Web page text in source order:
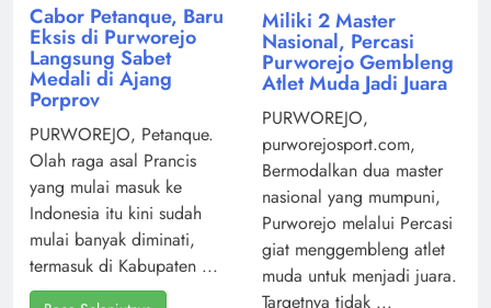
Cabor Petanque, Baru
Eksis di Purworejo
Langsung Sabet
Medali di Ajang
Porprov
PURWOREJO, Petanque.
Olah raga asal Prancis
yang mulai masuk ke
Indonesia itu kini sudah
mulai banyak diminati,
termasuk di Kabupaten ...
Miliki 2 Master
Nasional, Percasi
Purworejo Gembleng
Atlet Muda Jadi Juara
PURWOREJO,
purworejosport.com,
Bermodalkan dua master
nasional yang mumpuni,
Purworejo melalui Percasi
giat menggembleng atlet
muda untuk menjadi juara.
Targetnya tidak ...